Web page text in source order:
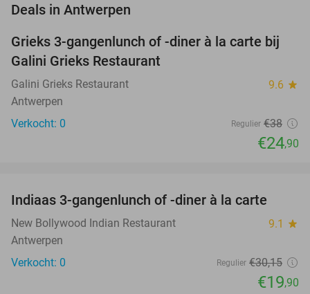
Deals in Antwerpen
34%
TODAY
Grieks 3-gangenlunch of -diner à la carte bij
Galini Grieks Restaurant
Galini Grieks Restaurant 9.6 star
Antwerpen
Verkocht: 0
Regulier €38
€24,90
TODAY
Indiaas 3-gangenlunch of -diner à la carte
New Bollywood Indian Restaurant 9.1 star
Antwerpen
Verkocht: 0
Regulier €30,15
€19,90